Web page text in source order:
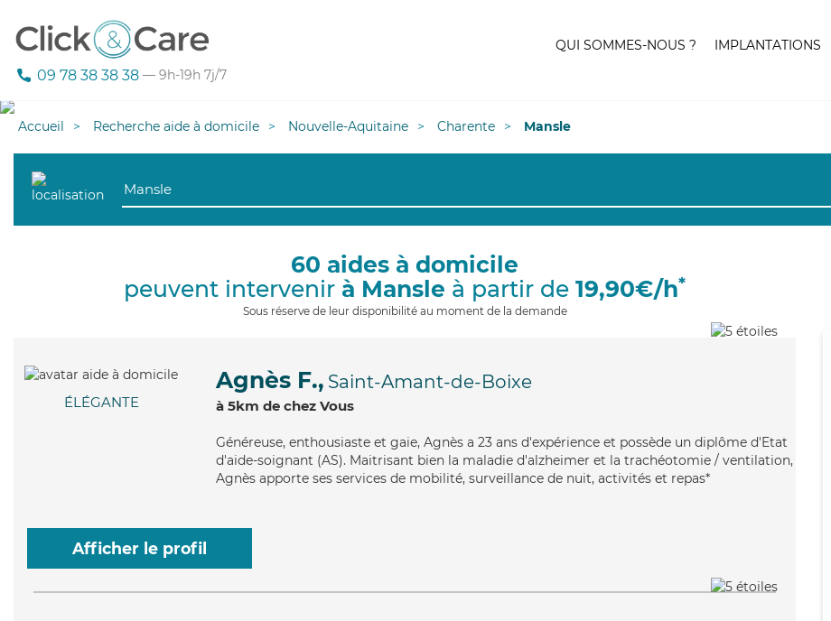
09 78 38 38 38 — 9h-19h 7j/7
QUI SOMMES-NOUS ? IMPLANTATIONS
Accueil Recherche aide à domicile Nouvelle-Aquitaine Charente Mansle
60 aides à domicile
peuvent intervenir à Mansle à partir de 19,90€/h*
Sous réserve de leur disponibilité au moment de la demande
ÉLÉGANTE
Agnès F., Saint-Amant-de-Boixe
à 5km de chez Vous
Généreuse, enthousiaste et gaie, Agnès a 23 ans d'expérience et possède un diplôme d'Etat
d'aide-soignant (AS). Maitrisant bien la maladie d'alzheimer et la trachéotomie / ventilation,
Agnès apporte ses services de mobilité, surveillance de nuit, activités et repas*
Afficher le profil